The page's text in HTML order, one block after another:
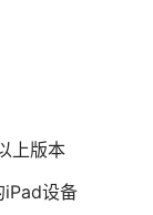
上版本
iPad设备